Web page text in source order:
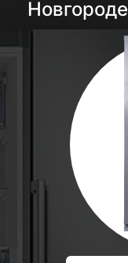
Новгороде